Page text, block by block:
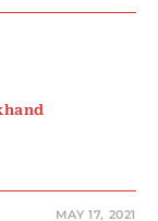
MAY 17, 2021